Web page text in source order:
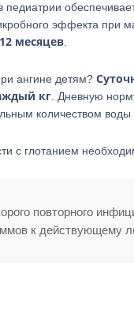
эффекта при
месяцев
ангине детям?
кг . Дневную
количеством
с глотанием
повторного
к действующему